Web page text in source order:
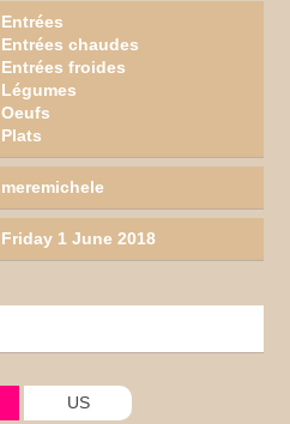
Entrées
Entrées chaudes
Entrées froides
Légumes
Oeufs
Plats
meremichele
Friday 1 June 2018
US